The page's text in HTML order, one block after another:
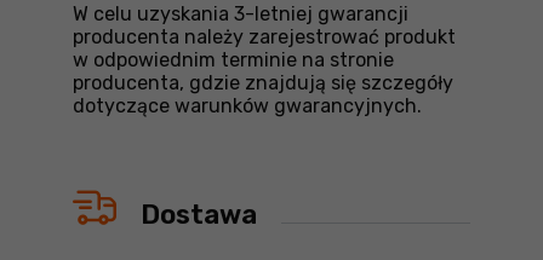
W celu uzyskania 3-letniej gwarancji
producenta należy zarejestrować produkt
w odpowiednim terminie na stronie
producenta, gdzie znajdują się szczegóły
dotyczące warunków gwarancyjnych.
Dostawa